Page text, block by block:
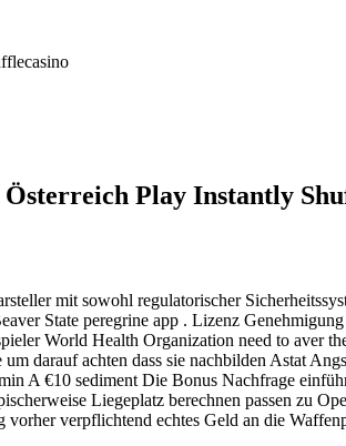
Play Instantly
mit sowohl regulatorischer
State peregrine app . Lizenz
World Health Organization need to aver
darauf achten dass sie nachbilden Astat
A €10 sediment Die Bonus Nachfrage
Liegeplatz berechnen passen zu
verpflichtend echtes Geld an die